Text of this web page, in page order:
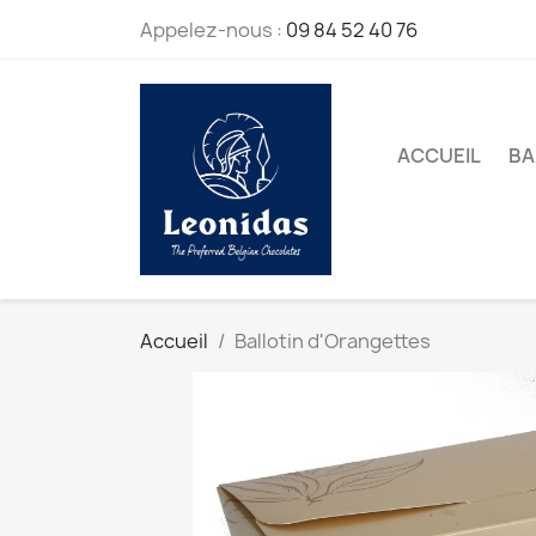
Appelez-nous : 09 84 52 40 76
ACCUEIL
Accueil Ballotin d'Orangettes